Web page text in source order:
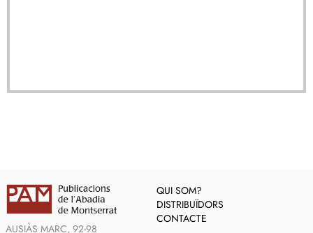
AUSIÀS MARC, 92-98
QUI SOM?
DISTRIBUÏDORS
CONTACTE